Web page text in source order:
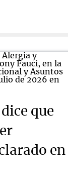
que
en